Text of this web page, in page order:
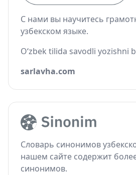
С нами вы научитесь
узбекском языке.
O‘zbek tilida savodli yozishni
sarlavha.com
Словарь синонимов
нашем сайте содержит
синонимов.